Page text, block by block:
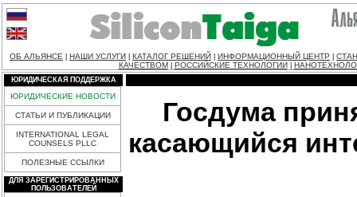
ОБ АЛЬЯНСЕ НАШИ УСЛУГИ КАТАЛОГ РЕШЕНИЙ ИНФОРМАЦИОННЫЙ ЦЕНТР
КАЧЕСТВОМ
РОССИЙСКИЕ ТЕХНОЛОГИИ
ЮРИДИЧЕСКАЯ ПОДДЕРЖКА
ЮРИДИЧЕСКИЕ НОВОСТИ
СТАТЬИ И ПУБЛИКАЦИИ
INTERNATIONAL LEGAL
COUNSELS PLLC
ПОЛЕЗНЫЕ ССЫЛКИ
ДЛЯ ЗАРЕГИСТРИРОВАННЫХ
ПОЛЬЗОВАТЕЛЕЙ
Госдума
касающийся